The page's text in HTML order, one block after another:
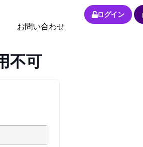
お問い合わせ
ログイン
不可